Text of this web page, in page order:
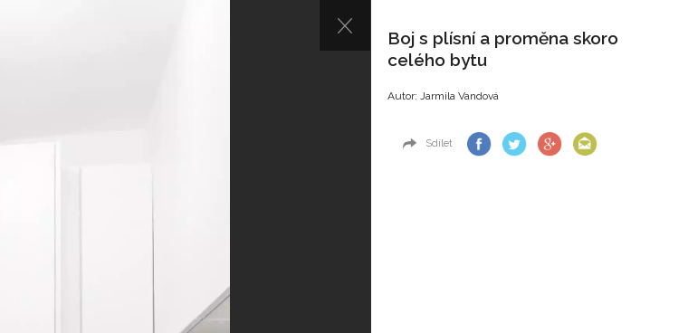
Boj s plísní a proměna skoro
celého bytu
Autor: Jarmila Vandová
Sdílet